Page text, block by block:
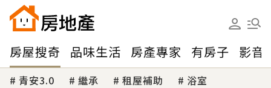
房屋搜奇 品味生活 房產專家 有房子 影音
青安3.0 繼承 租屋補助 浴室